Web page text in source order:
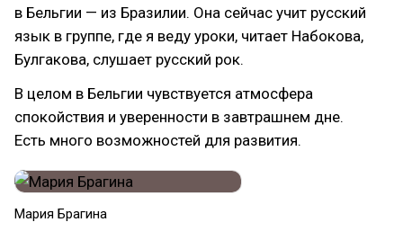
в Бельгии — из Бразилии. Она сейчас учит русский
язык в группе, где я веду уроки, читает Набокова,
Булгакова, слушает русский рок.
В целом в Бельгии чувствуется атмосфера
спокойствия и уверенности в завтрашнем дне.
Есть много возможностей для развития.
Мария Брагина